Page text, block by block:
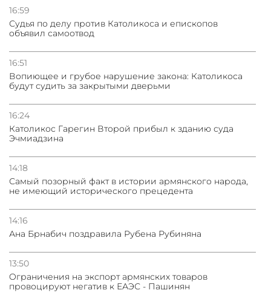
16:59
Судья по делу против Католикоса и епископов
объявил самоотвод
16:51
Вопиющее и грубое нарушение закона: Католикоса
будут судить за закрытыми дверьми
16:24
Католикос Гарегин Второй прибыл к зданию суда
Эчмиадзина
14:18
Самый позорный факт в истории армянского народа,
не имеющий исторического прецедента
14:16
Ана Брнабич поздравила Рубена Рубиняна
13:50
Oграничения на экспорт армянских товаров
провоцируют негатив к ЕАЭС - Пашинян